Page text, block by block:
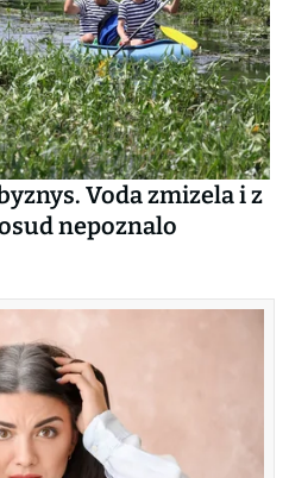
Voda zmizela i z
nepoznalo